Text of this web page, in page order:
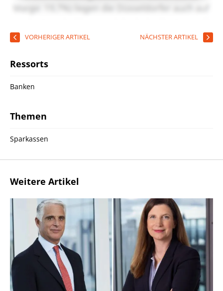
VORHERIGER ARTIKEL NÄCHSTER ARTIKEL
Ressorts
Banken
Themen
Sparkassen
Weitere Artikel